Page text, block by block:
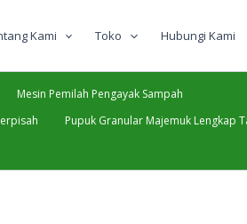
Kami Toko Hubungi Kami
Mesin Pemilah Pengayak Sampah
Pupuk Granular Majemuk Lengkap